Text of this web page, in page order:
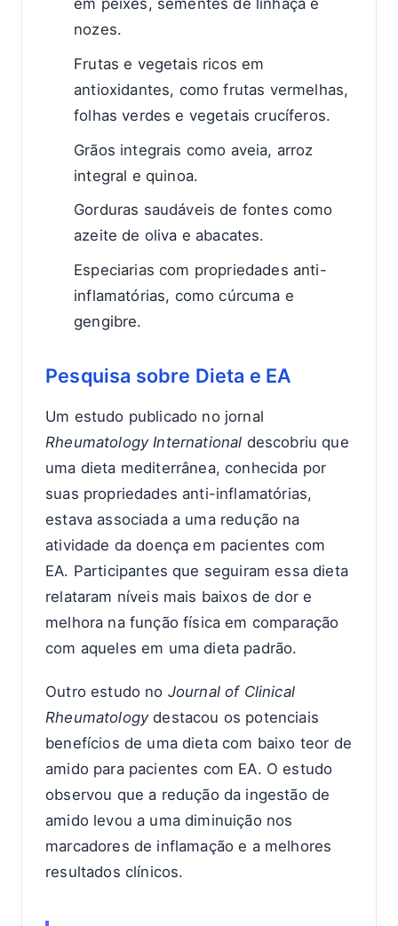
em peixes, sementes de linhaça e
nozes.
Frutas e vegetais ricos em
antioxidantes, como frutas vermelhas,
folhas verdes e vegetais crucíferos.
Grãos integrais como aveia, arroz
integral e quinoa.
Gorduras saudáveis de fontes como
azeite de oliva e abacates.
Especiarias com propriedades anti-
inflamatórias, como cúrcuma e
gengibre.
Pesquisa sobre Dieta e EA
Um estudo publicado no jornal
Rheumatology International descobriu que
uma dieta mediterrânea, conhecida por
suas propriedades anti-inflamatórias,
estava associada a uma redução na
atividade da doença em pacientes com
EA. Participantes que seguiram essa dieta
relataram níveis mais baixos de dor e
melhora na função física em comparação
com aqueles em uma dieta padrão.
Outro estudo no Journal of Clinical
Rheumatologydestacou os potenciais
benefícios de uma dieta com baixo teor de
amido para pacientes com EA. O estudo
observou que a redução da ingestão de
amido levou a uma diminuição nos
marcadores de inflamação e a melhores
resultados clínicos.